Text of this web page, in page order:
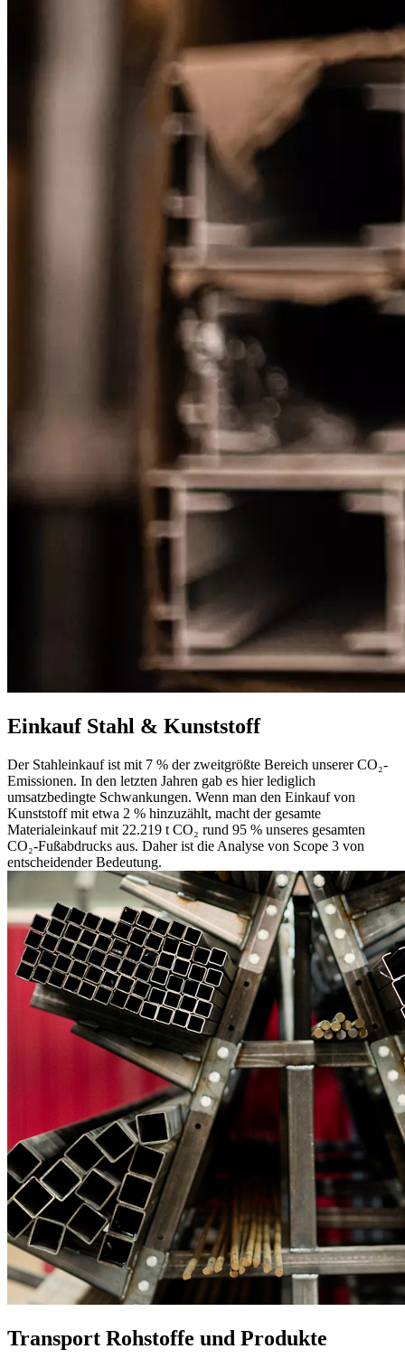
Einkauf Stahl & Kunststoff
Der Stahleinkauf ist mit 7 % der zweitgrößte Bereich unserer CO₂-
Emissionen. In den letzten Jahren gab es hier lediglich
umsatzbedingte Schwankungen. Wenn man den Einkauf von
Kunststoff mit etwa 2 % hinzuzählt, macht der gesamte
Materialeinkauf mit 22.219 t CO₂ rund 95 % unseres gesamten
CO₂-Fußabdrucks aus. Daher ist die Analyse von Scope 3 von
entscheidender Bedeutung.
Transport Rohstoffe und Produkte